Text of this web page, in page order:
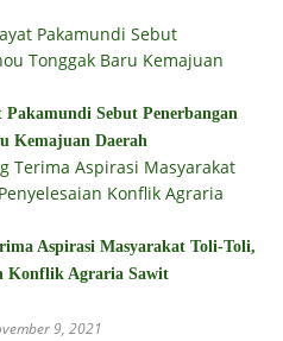
Sebut Penerbangan
Kemajuan Daerah
Aspirasi Masyarakat Toli-Toli,
Konflik Agraria Sawit
9, 2021